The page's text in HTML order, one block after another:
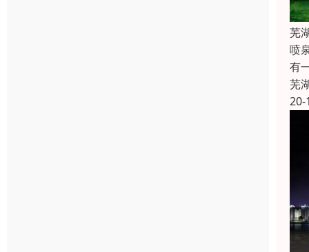
芜
喷
有
芜
20-